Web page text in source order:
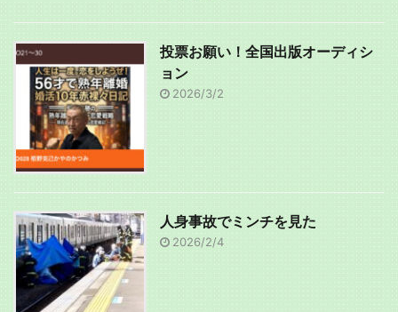
投票お願い！全国出版オーディシ
ョン
2026/3/2
人身事故でミンチを見た
2026/2/4